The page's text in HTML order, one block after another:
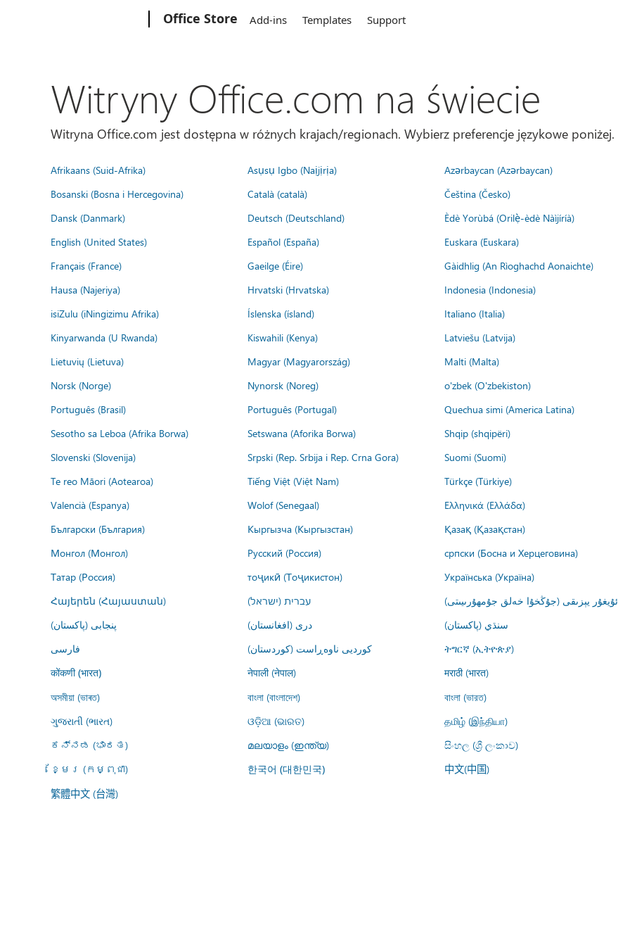
Office Store Add-ins Templates Support
Witryny Office.com na świecie
Witryna Office.com jest dostępna w różnych krajach/regionach. Wybierz preferencje językowe poniżej.
Afrikaans (Suid-Afrika) Asụsụ Igbo (Naịjịrịa) Azərbaycan (Azərbaycan)
Bosanski (Bosna i Hercegovina)
Català (català) Čeština (Česko)
Dansk (Danmark)
Deutsch (Deutschland) Èdè Yorùbá (Orilẹ̀-èdè Nàìjíríà)
English (United States)
Español (España) Euskara (Euskara)
Français (France)
Gaeilge (Éire) Gàidhlig (An Rìoghachd Aonaichte)
Hausa (Najeriya)
Hrvatski (Hrvatska) Indonesia (Indonesia)
isiZulu (iNingizimu Afrika)
Íslenska (ísland) Italiano (Italia)
Kinyarwanda (U Rwanda)
Kiswahili (Kenya) Latviešu (Latvija)
Lietuvių (Lietuva)
Magyar (Magyarország) Malti (Malta)
Norsk (Norge)
Nynorsk (Noreg) o'zbek (O'zbekiston)
Português (Brasil)
Português (Portugal) Quechua simi (America Latina)
Sesotho sa Leboa (Afrika Borwa)
Setswana (Aforika Borwa) Shqip (shqipëri)
Slovenski (Slovenija)
Srpski (Rep. Srbija i Rep. Crna Gora) Suomi (Suomi)
Te reo Māori (Aotearoa)
Tiếng Việt (Việt Nam) Türkçe (Türkiye)
Valencià (Espanya)
Wolof (Senegaal) Ελληνικά (Ελλάδα)
Български (България)
Кыргызча (Кыргызстан) Қазақ (Қазақстан)
Монгол (Монгол)
Русский (Россия) српски (Босна и Херцеговина)
Татар (Россия)
тоҷикӣ (Тоҷикистон) Українська (Україна)
Հայերեն (Հայաստան)
עברית (ישראל) ئۇيغۇر يېزىقى (جۇڭخۇا خەلق جۇمھۇرىيىتى)
پنجابی (پاکستان)
درى (افغانستان) سنڌي (پاکستان)
فارسى
کوردیی ناوەڕاست (کوردستان) ትግርኛ (ኢትዮጵያ)
कोंकणी (भारत) नेपाली (नेपाल) मराठी (भारत)
অসমীয়া (ভাৰত) বাংলা (বাংলাদেশ) বাংলা (ভারত)
ગુજરાતી (ભારત)
ଓଡ଼ିଆ (ଭାରତ) தமிழ் (இந்தியா)
ಕನ್ನಡ (ಭಾರತ)
മലയാളം (ഇന്ത്യ) සිංහල (ශ්‍රී ලංකාව)
ខ្មែរ (កម្ពុជា)
한국어 (대한민국) 中文(中国)
繁體中文 (台灣)